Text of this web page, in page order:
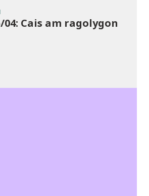
04: Cais am ragolygon